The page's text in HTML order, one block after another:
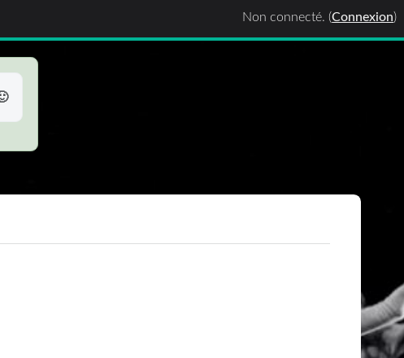
Non connecté. (Connexion)